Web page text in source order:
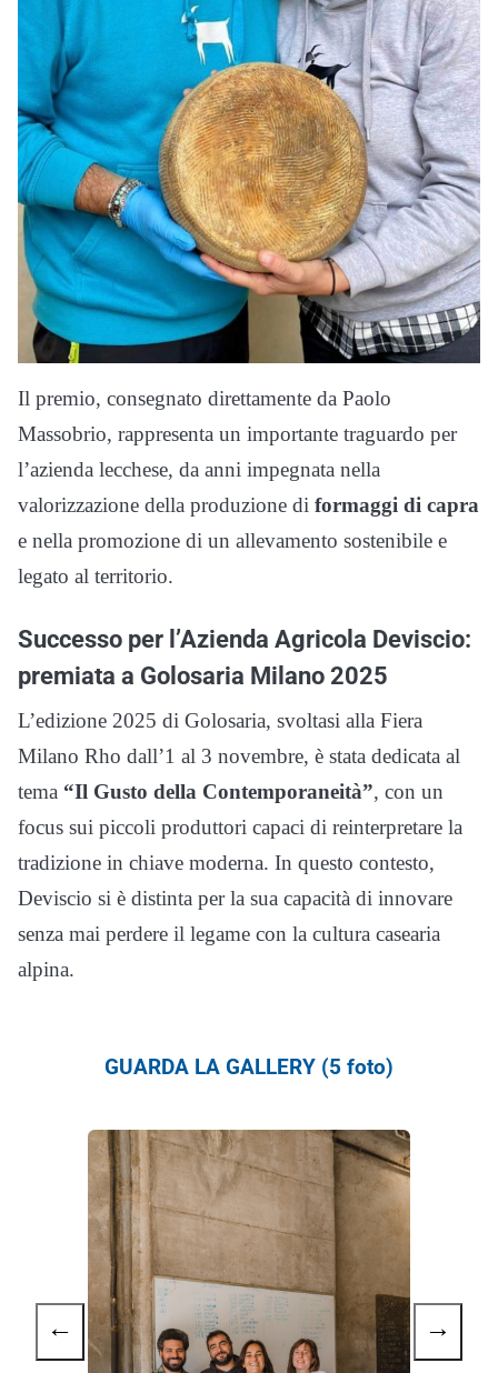
Il premio, consegnato direttamente da Paolo
Massobrio, rappresenta un importante traguardo per
l’azienda lecchese, da anni impegnata nella
valorizzazione della produzione di formaggi di capra
e nella promozione di un allevamento sostenibile e
legato al territorio.
Successo per l’Azienda Agricola Deviscio:
premiata a Golosaria Milano 2025
L’edizione 2025 di Golosaria, svoltasi alla Fiera
Milano Rho dall’1 al 3 novembre, è stata dedicata al
tema “Il Gusto della Contemporaneità”, con un
focus sui piccoli produttori capaci di reinterpretare la
tradizione in chiave moderna. In questo contesto,
Deviscio si è distinta per la sua capacità di innovare
senza mai perdere il legame con la cultura casearia
alpina.
GUARDA LA GALLERY (5 foto)
← →